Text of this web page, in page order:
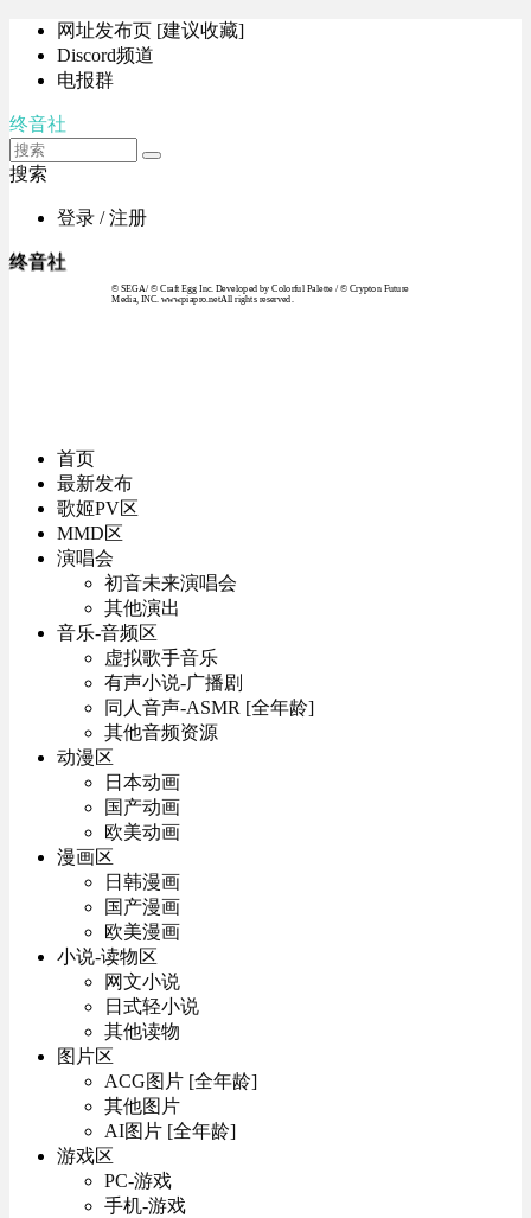
网址发布页 [建议收藏]
Discord频道
电报群
终音社
搜索
登录 / 注册
终音社
© SEGA / © Craft Egg Inc. Developed by Colorful Palette / © Crypton Future
Media, INC. www.piapro.netAll rights reserved.
首页
最新发布
歌姬PV区
MMD区
演唱会
初音未来演唱会
其他演出
音乐-音频区
虚拟歌手音乐
有声小说-广播剧
同人音声-ASMR [全年龄]
其他音频资源
动漫区
日本动画
国产动画
欧美动画
漫画区
日韩漫画
国产漫画
欧美漫画
小说-读物区
网文小说
日式轻小说
其他读物
图片区
ACG图片 [全年龄]
其他图片
AI图片 [全年龄]
游戏区
PC-游戏
手机-游戏